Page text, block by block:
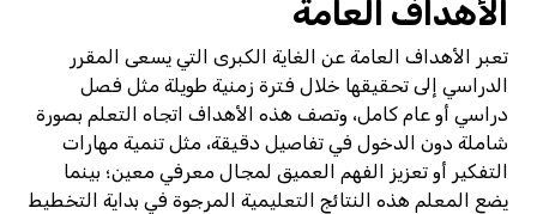
الأهداف العامة
تعبر الأهداف العامة عن الغاية الكبرى التي يسعى المقرر
الدراسي إلى تحقيقها خلال فترة زمنية طويلة مثل فصل
دراسي أو عام كامل، وتصف هذه الأهداف اتجاه التعلم بصورة
شاملة دون الدخول في تفاصيل دقيقة، مثل تنمية مهارات
التفكير أو تعزيز الفهم العميق لمجال معرفي معين؛ بينما
يضع المعلم هذه النتائج التعليمية المرجوة في بداية التخطيط